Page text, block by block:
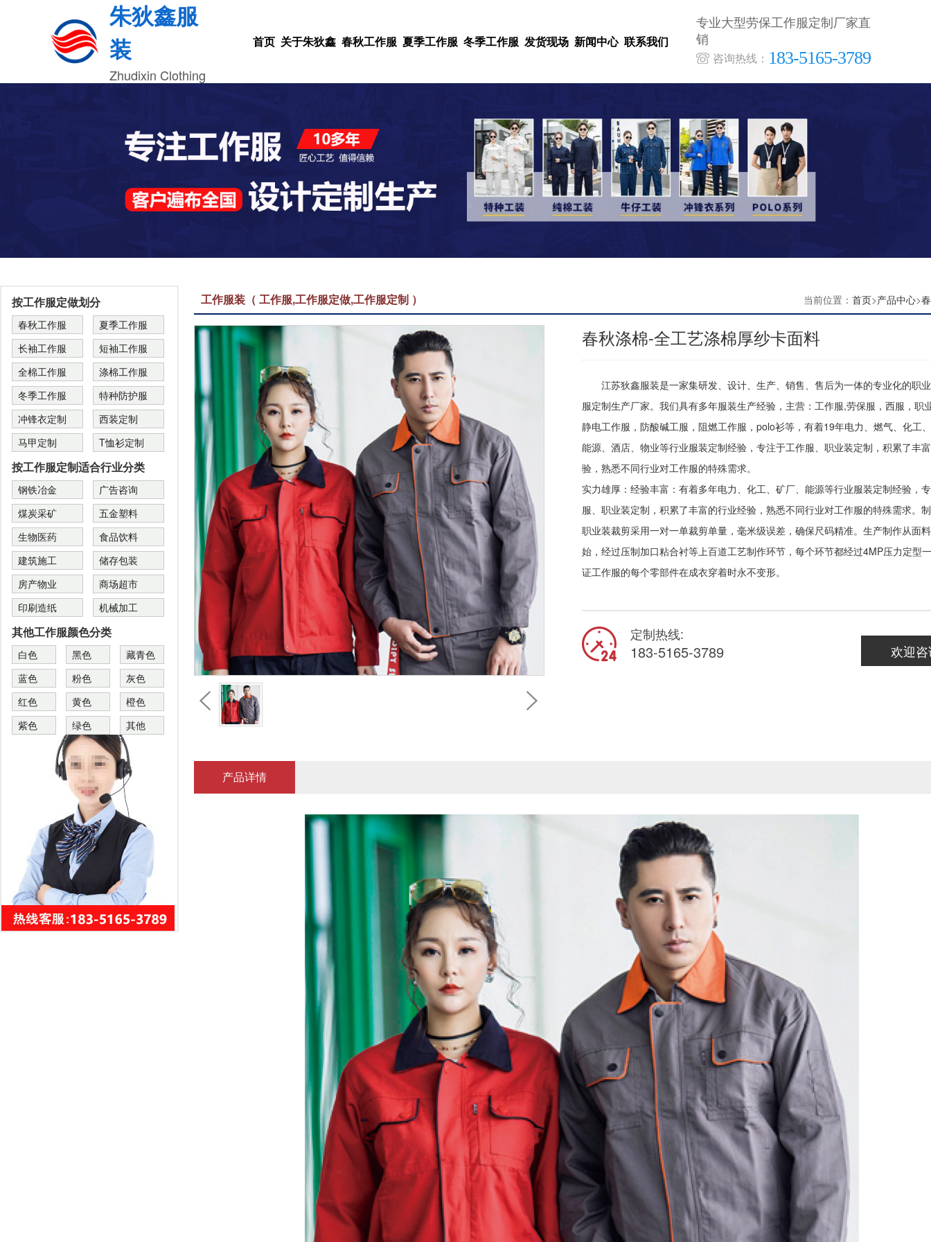
朱狄鑫服
装
Zhudixin Clothing
首页 关于朱狄鑫 春秋工作服 夏季工作服 冬季工作服 发货现场 新闻中心 联系我们
专业大型劳保工作服定制厂家直
销
咨询热线： 183-5165-3789
按工作服定做划分
春秋工作服
夏季工作服
长袖工作服
短袖工作服
全棉工作服
涤棉工作服
冬季工作服
特种防护服
冲锋衣定制
西装定制
马甲定制
T恤衫定制
按工作服定制适合行业分类
钢铁冶金
广告咨询
煤炭采矿
五金塑料
生物医药
食品饮料
建筑施工
储存包装
房产物业
商场超市
印刷造纸
机械加工
其他工作服颜色分类
白色 黑色
藏青色
蓝色
粉色
灰色
红色
黄色
橙色
紫色
绿色 其他
工作服装（ 工作服,工作服定做,工作服定制 ） 当前位置： 首页>产品中心>
春秋涤棉-全工艺涤棉厚纱卡面料
江苏狄鑫服装是一家集研发、设计、生产、销售、售后为一体的专业化的职
服定制生产厂家。我们具有多年服装生产经验，主营：工作服,劳保服，西服，职
静电工作服，防酸碱工服，阻燃工作服，polo衫等，有着19年电力、燃气、化工
能源、酒店、物业等行业服装定制经验，专注于工作服、职业装定制，积累了丰
验，熟悉不同行业对工作服的特殊需求。
实力雄厚：经验丰富：有着多年电力、化工、矿厂、能源等行业服装定制经验，
服、职业装定制，积累了丰富的行业经验，熟悉不同行业对工作服的特殊需求。
职业装裁剪采用一对一单裁剪单量，毫米级误差，确保尺码精准。生产制作从面
始，经过压制加口粘合衬等上百道工艺制作环节，每个环节都经过4MP压力定型
证工作服的每个零部件在成衣穿着时永不变形。
欢迎
定制热线:
183-5165-3789
产品详情